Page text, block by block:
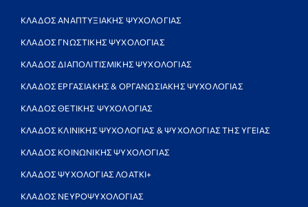
ΚΛΑΔΟΣ ΑΝΑΠΤΥΞΙΑΚΗΣ ΨΥΧΟΛΟΓΙΑΣ
ΚΛΑΔΟΣ ΓΝΩΣΤΙΚΗΣ ΨΥΧΟΛΟΓΙΑΣ
ΚΛΑΔΟΣ ΔΙΑΠΟΛΙΤΙΣΜΙΚΗΣ ΨΥΧΟΛΟΓΙΑΣ
ΚΛΑΔΟΣ ΕΡΓΑΣΙΑΚΗΣ & ΟΡΓΑΝΩΣΙΑΚΗΣ ΨΥΧΟΛΟΓΙΑΣ
ΚΛΑΔΟΣ ΘΕΤΙΚΗΣ ΨΥΧΟΛΟΓΙΑΣ
ΚΛΑΔΟΣ ΚΛΙΝΙΚΗΣ ΨΥΧΟΛΟΓΙΑΣ & ΨΥΧΟΛΟΓΙΑΣ ΤΗΣ ΥΓΕΙΑΣ
ΚΛΑΔΟΣ ΚΟΙΝΩΝΙΚΗΣ ΨΥΧΟΛΟΓΙΑΣ
ΚΛΑΔΟΣ ΨΥΧΟΛΟΓΙΑΣ ΛΟΑΤΚΙ+
ΚΛΑΔΟΣ ΝΕΥΡΟΨΥΧΟΛΟΓΙΑΣ